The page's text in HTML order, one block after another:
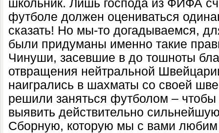
школьник. Лишь господа из ФИФА
футболе должен оцениваться
сказать! Но мы-то догадываемся,
были придуманы именно такие
Чинуши, засевшие в до тошноты
отвращения нейтральной
наигрались в шахматы со своей
решили заняться футболом –
выявить действительно
Сборную, которую мы с вами